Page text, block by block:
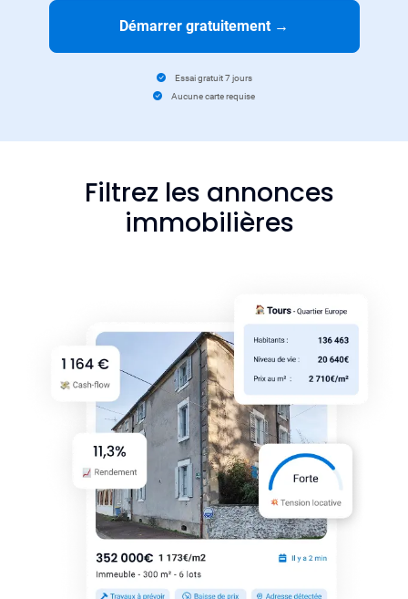
Démarrer gratuitement →
Essai gratuit 7 jours
Aucune carte requise
Filtrez les annonces
immobilières